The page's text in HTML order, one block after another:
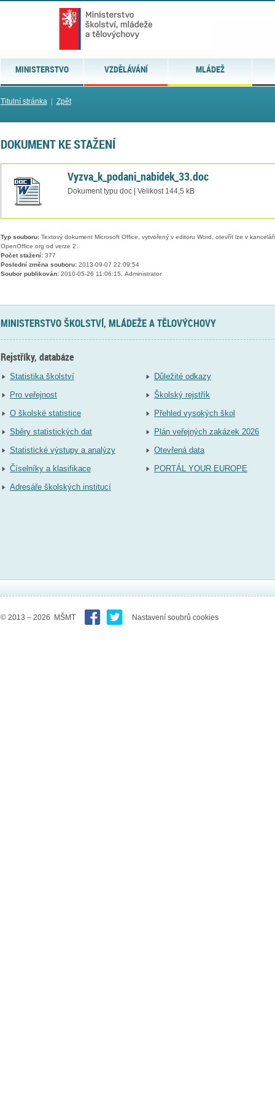
MINISTERSTVO VZDĚLÁVÁNÍ MLÁDEŽ
Titulní stránka| Zpět
DOKUMENT KE STAŽENÍ
Vyzva_k_podani_nabidek_33.doc
Dokument typu doc | Velikost 144,5 kB
Typ souboru:Textový dokument Microsoft Office, vytvořený v editoru Word, otevřít lze v
OpenOffice.org od verze 2.
Počet stažení:377
Poslední změna souboru:2013-09-07 22:09:54
Soubor publikován:2010-05-26 11:06:15, Administrator
MINISTERSTVO ŠKOLSTVÍ, MLÁDEŽE A TĚLOVÝCHOVY
Rejstříky, databáze
Statistika školství
Pro veřejnost
O školské statistice
Sběry statistických dat
Statistické výstupy a analýzy
Číselníky a klasifikace
Adresáře školských institucí
Důležité odkazy
Školský rejstřík
Přehled vysokých škol
Plán veřejných zakázek 2026
Otevřená data
PORTÁL YOUR EUROPE
© 2013 – 2026 MŠMT Nastavení soubrů cookies